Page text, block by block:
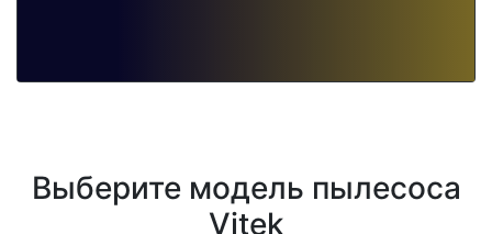
Выберите модель пылесоса
Vitek